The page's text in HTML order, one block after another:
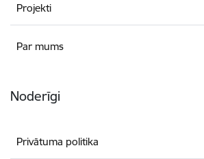
Projekti
Par mums
Noderīgi
Privātuma politika